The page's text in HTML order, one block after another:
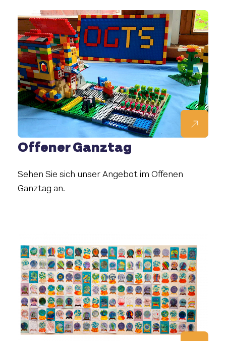
Offener Ganztag
Sehen Sie sich unser Angebot im Offenen
Ganztag an.